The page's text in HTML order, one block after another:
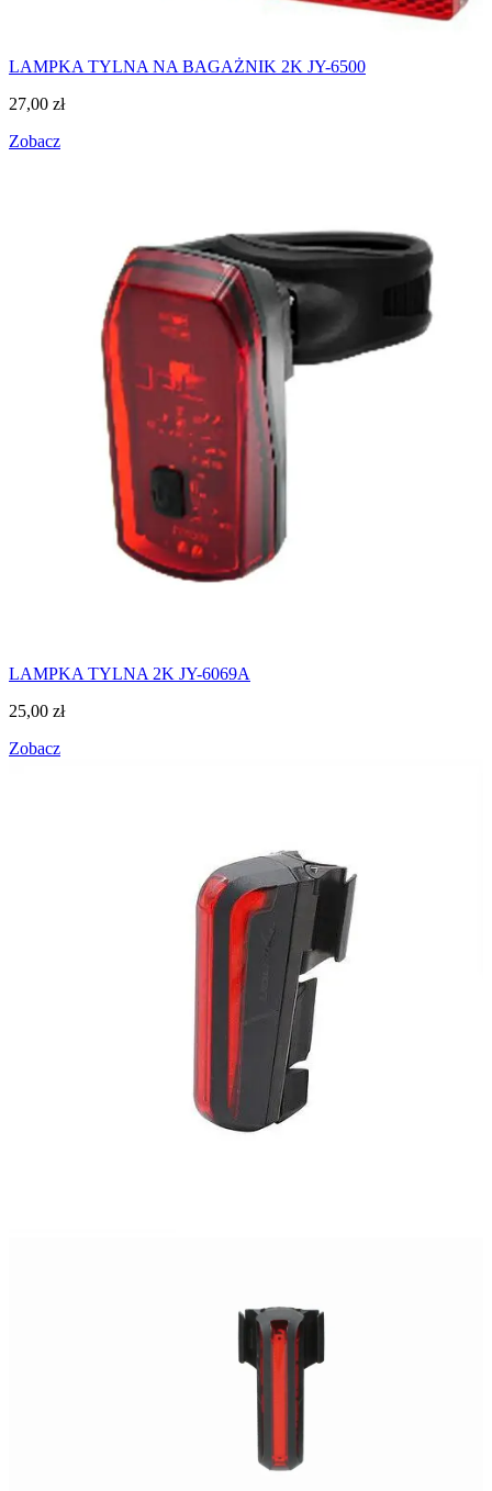
LAMPKA TYLNA NA BAGAŻNIK 2K JY-6500
27,00 zł
Zobacz
LAMPKA TYLNA 2K JY-6069A
25,00 zł
Zobacz